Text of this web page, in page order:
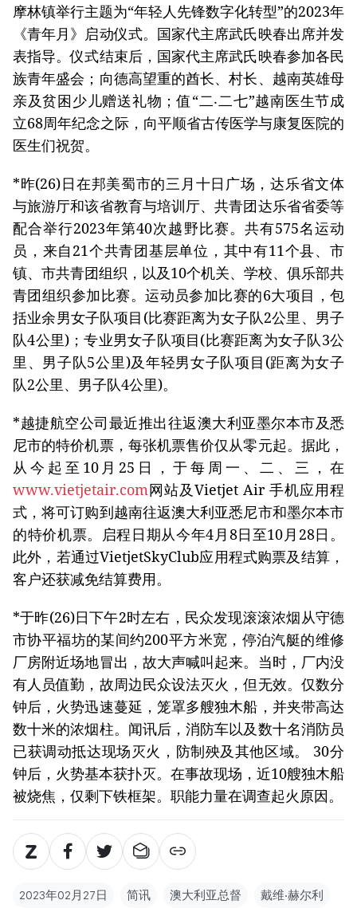
摩林镇举行主题为“年轻人先锋数字化转型”的2023年
《青年月》启动仪式。国家代主席武氏映春出席并发
表指导。仪式结束后，国家代主席武氏映春参加各民
族青年盛会；向德高望重的酋长、村长、越南英雄母
亲及贫困少儿赠送礼物；值“二‧二七”越南医生节成
立68周年纪念之际，向平顺省古传医学与康复医院的
医生们祝贺。
*昨(26)日在邦美蜀市的三月十日广场，达乐省文体
与旅游厅和该省教育与培训厅、共青团达乐省省委等
配合举行2023年第40次越野比赛。共有575名运动
员，来自21个共青团基层单位，其中有11个县、市
镇、市共青团组织，以及10个机关、学校、俱乐部共
青团组织参加比赛。运动员参加比赛的6大项目，包
括业余男女子队项目(比赛距离为女子队2公里、男子
队4公里)；专业男女子队项目(比赛距离为女子队3公
里、男子队5公里)及年轻男女子队项目(距离为女子
队2公里、男子队4公里)。
*越捷航空公司最近推出往返澳大利亚墨尔本市及悉
尼市的特价机票，每张机票售价仅从零元起。据此，
从今起至10月25日，于每周一、二、三，在
www.vietjetair.com网站及Vietjet Air 手机应用程
式，将可订购到越南往返澳大利亚悉尼市和墨尔本市
的特价机票。启程日期从今年4月8日至10月28日。
此外，若通过VietjetSkyClub应用程式购票及结算，
客户还获减免结算费用。
*于昨(26)日下午2时左右，民众发现滚滚浓烟从守德
市协平福坊的某间约200平方米宽，停泊汽艇的维修
厂房附近场地冒出，故大声喊叫起来。当时，厂内没
有人员值勤，故周边民众设法灭火，但无效。仅数分
钟后，火势迅速蔓延，笼罩多艘独木船，并夹带高达
数十米的浓烟柱。闻讯后，消防车以及数十名消防员
已获调动抵达现场灭火，防制殃及其他区域。 30分
钟后，火势基本获扑灭。在事故现场，近10艘独木船
被烧焦，仅剩下铁框架。职能力量在调查起火原因。
2023年02月27日 简讯 澳大利亚总督 戴维‧赫尔利